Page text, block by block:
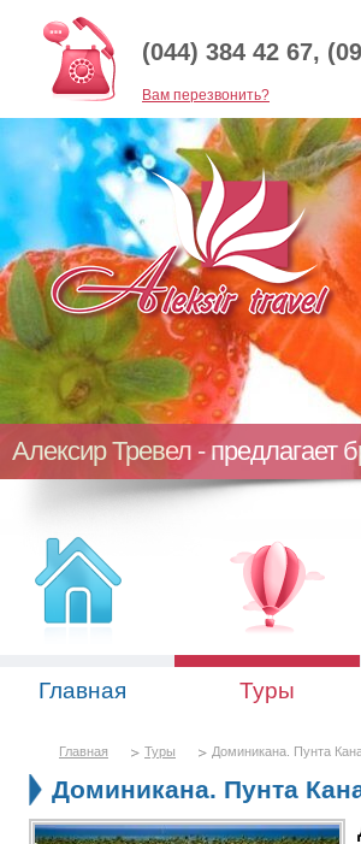
(044) 384 42 67,
Baм перезвонить?
Алексир Тревел - предлагает
Главная Туры
Главная Туры Доминикана. Пунта
Доминикана. Пунта